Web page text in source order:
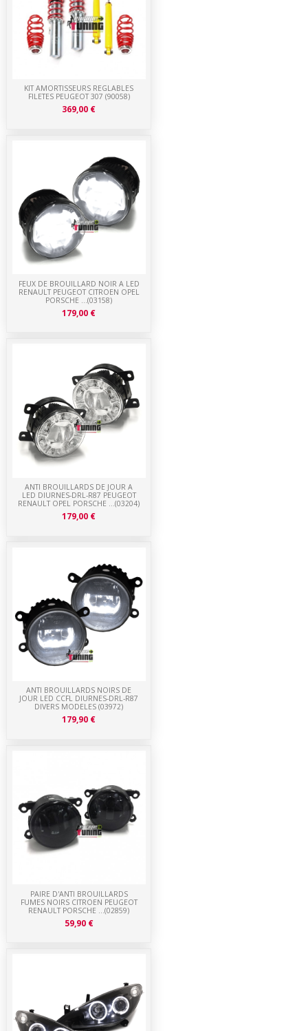
PAIRE D'ANTI BROUILLARDS
FUMES NOIRS CITROEN PEUGEOT
RENAULT PORSCHE ...(02859)
59,90 €
ANTI BROUILLARDS NOIRS DE
JOUR LED CCFL DIURNES-DRL-R87
DIVERS MODELES (03972)
179,90 €
ANTI BROUILLARDS DE JOUR A
LED DIURNES-DRL-R87 PEUGEOT
RENAULT OPEL PORSCHE ...(03204)
179,00 €
FEUX DE BROUILLARD NOIR A LED
RENAULT PEUGEOT CITROEN OPEL
PORSCHE ...(03158)
179,00 €
KIT AMORTISSEURS REGLABLES
FILETES PEUGEOT 307 (90058)
369,00 €